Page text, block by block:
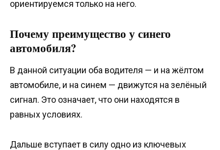
ориентируемся только на него.
Почему преимущество у синего
автомобиля?
В данной ситуации оба водителя — и на жёлтом
автомобиле, и на синем — движутся на зелёный
сигнал. Это означает, что они находятся в
равных условиях.
Дальше вступает в силу одно из ключевых